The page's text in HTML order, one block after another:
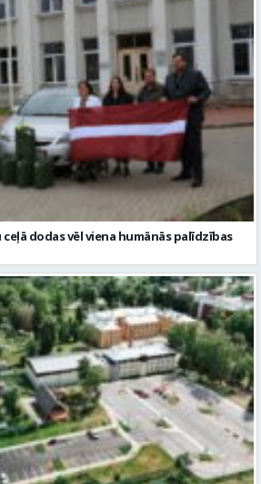
dodas vēl viena humānās palīdzības
pārbūve un stāvlaukuma izbūve